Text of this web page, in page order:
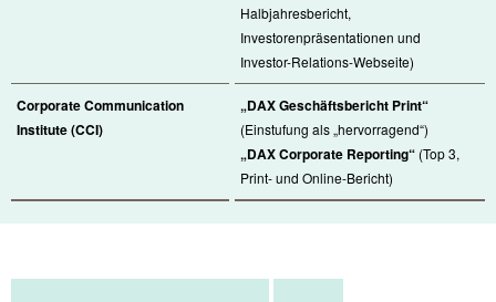
Halbjahresbericht,
Investorenpräsentationen und
Investor-Relations-Webseite)
Corporate Communication
Institute (CCI)
„DAX Geschäftsbericht Print“
(Einstufung als „hervorragend“)
„DAX Corporate Reporting“ (Top 3,
Print- und Online-Bericht)